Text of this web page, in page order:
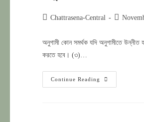
PostChattrasena-Central
Post
অনুগামী কোন সমর্থক যদি অনুগামীতে উন্নীত
করতে হবে। (৩)…
Continue Reading অনুগামী